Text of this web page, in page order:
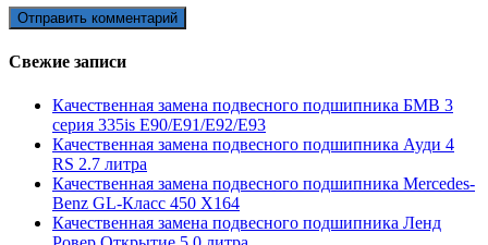
Свежие записи
Качественная замена подвесного подшипника БМВ 3
серия 335is E90/E91/E92/E93
Качественная замена подвесного подшипника Ауди 4
RS 2.7 литра
Качественная замена подвесного подшипника Mercedes-
Benz GL-Класс 450 X164
Качественная замена подвесного подшипника Ленд